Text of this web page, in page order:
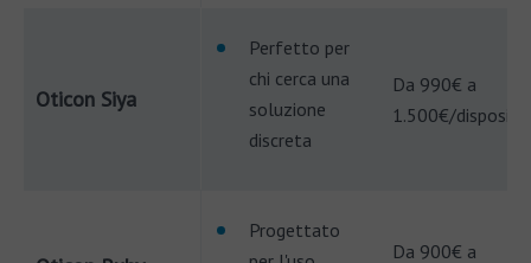
Oticon Siya
Perfetto per
chi cerca una
soluzione
discreta
Da 990€ a
1.500€/
Progettato
Da 900€ a